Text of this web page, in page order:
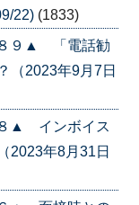
22) (1833)
９▲ 「電話勧
（2023年9月7日
８▲ インボイス
2023年8月31日